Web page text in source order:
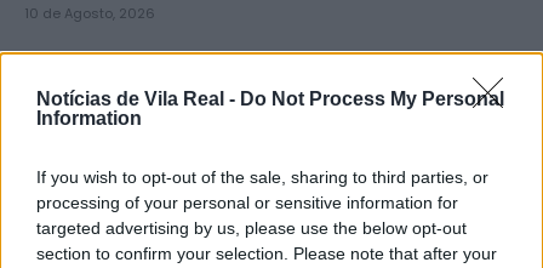
Notícias de Vila Real - Do Not Process My Personal
Information
If you wish to opt-out of the sale, sharing to third parties, or
processing of your personal or sensitive information for
targeted advertising by us, please use the below opt-out
section to confirm your selection. Please note that after your
10 de Agosto, 2026
Mercadona abre primeira loja no
distrito de Vila Real a 10...
10 de Agosto, 2026